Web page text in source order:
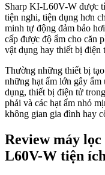
Sharp KI-L60V-W được
tiện nghi, tiện dụng hơn
minh tự động đảm bảo
cấp được độ ẩm cho căn
vật dụng hay thiết bị điện
Thường những thiết bị
những hạt ẩm lớn gây
dụng, thiết bị điện tử
phải và các hạt ẩm nhỏ
không gian gia đình hay
Review máy
L60V-W tiện ích